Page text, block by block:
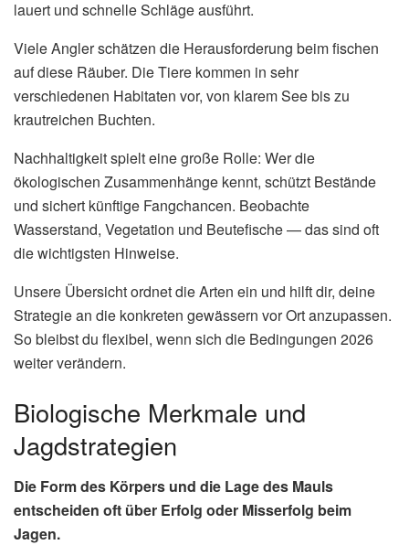
lauert und schnelle Schläge ausführt.
Viele Angler schätzen die Herausforderung beim fischen
auf diese Räuber. Die Tiere kommen in sehr
verschiedenen Habitaten vor, von klarem See bis zu
krautreichen Buchten.
Nachhaltigkeit spielt eine große Rolle: Wer die
ökologischen Zusammenhänge kennt, schützt Bestände
und sichert künftige Fangchancen. Beobachte
Wasserstand, Vegetation und Beutefische — das sind oft
die wichtigsten Hinweise.
Unsere Übersicht ordnet die Arten ein und hilft dir, deine
Strategie an die konkreten gewässern vor Ort anzupassen.
So bleibst du flexibel, wenn sich die Bedingungen 2026
weiter verändern.
Biologische Merkmale und
Jagdstrategien
Die Form des Körpers und die Lage des Mauls
entscheiden oft über Erfolg oder Misserfolg beim
Jagen.